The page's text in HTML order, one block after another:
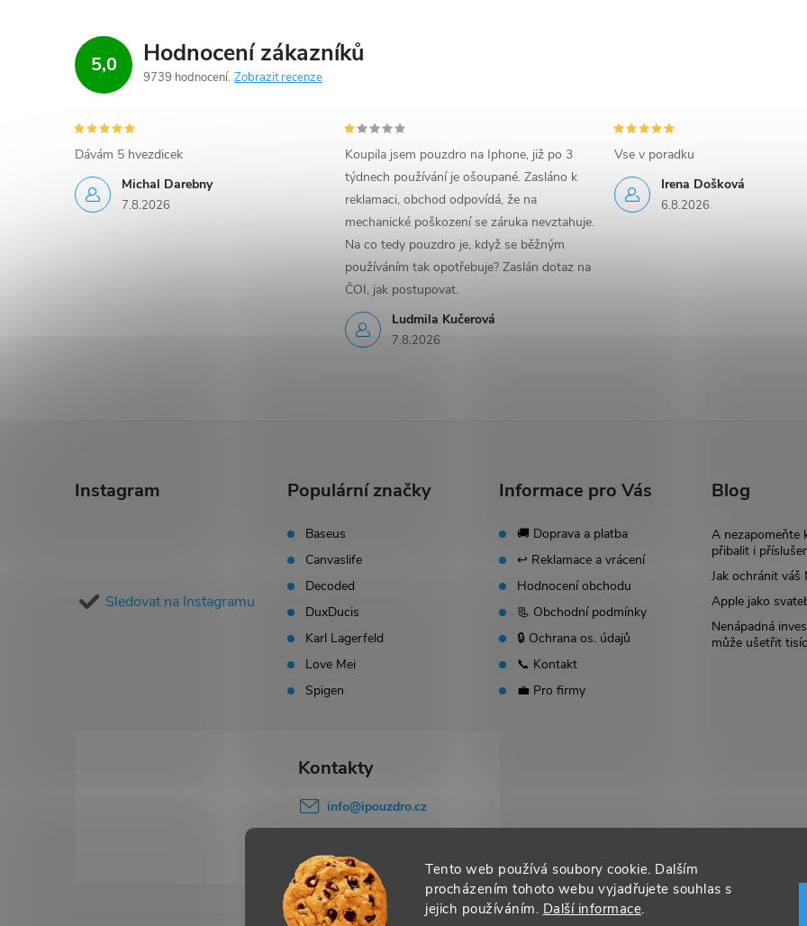
Tento web používá soubory cookie. Dalším
procházením tohoto webu vyjadřujete souhlas s
jejich používáním. Další informace.
5,0 Hodnocení zákazníků
9739 hodnocení Zobrazit recenze
Michal Darebny
7.8.2026
Dávám 5 hvezdicek
Ludmila Kučerová
7.8.2026
Koupila jsem pouzdro na Iphone, již po 3
týdnech používání je ošoupané. Zasláno k
reklamaci, obchod odpovídá, že na
mechanické poškození se záruka nevztahuje.
Na co tedy pouzdro je, když se běžným
používáním tak opotřebuje? Zaslán dotaz na
ČOI, jak postupovat.
Irena Došková
6.8.2026
Vse v poradku
Instagram
Sledovat na Instagramu
Populární značky
Baseus
Canvaslife
Decoded
DuxDucis
Karl Lagerfeld
Love Mei
Spigen
Informace pro Vás
🚚 Doprava a platba
↩️ Reklamace a vrácení
Hodnocení obchodu
📃 Obchodní podmínky
🔒 Ochrana os. údajů
📞 Kontakt
💼 Pro firmy
Blog
A nezapomeňte
přibalit i
Jak ochránit váš
Apple jako
Nenápadná
může ušetřit
info@ipouzdro.cz